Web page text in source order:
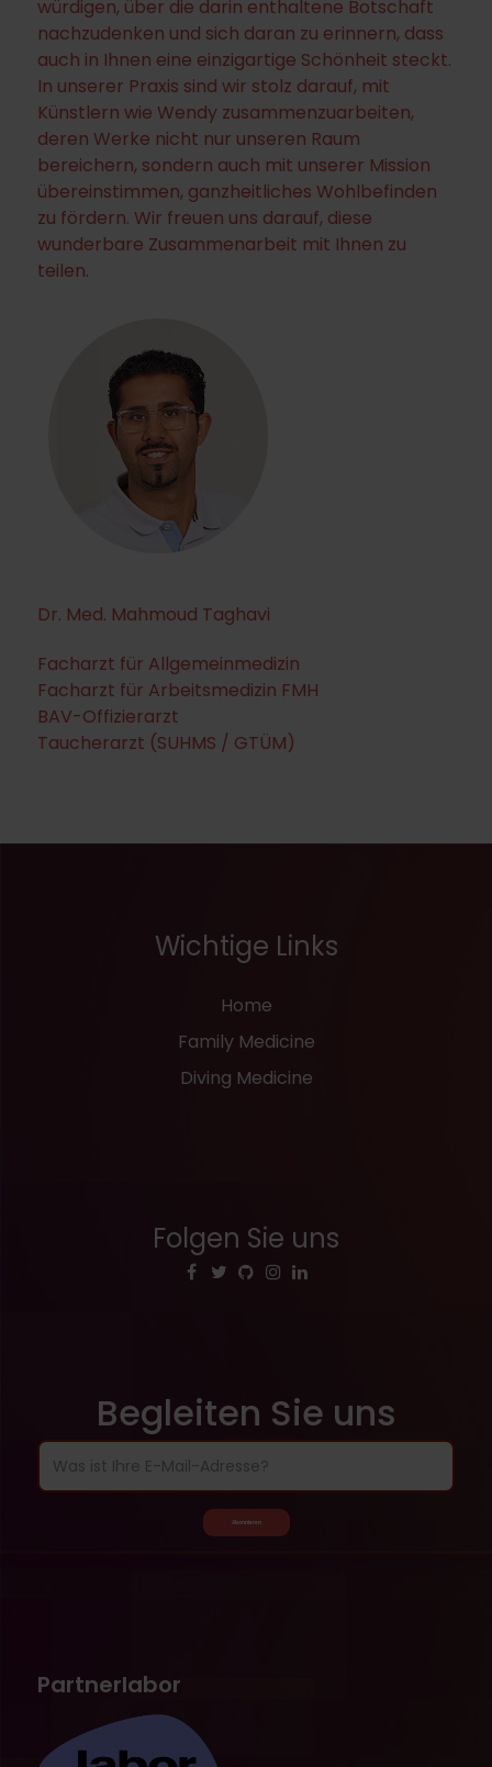
würdigen, über die darin enthaltene Botschaft
nachzudenken und sich daran zu erinnern, dass
auch in Ihnen eine einzigartige Schönheit steckt.
In unserer Praxis sind wir stolz darauf, mit
Künstlern wie Wendy zusammenzuarbeiten,
deren Werke nicht nur unseren Raum
bereichern, sondern auch mit unserer Mission
übereinstimmen, ganzheitliches Wohlbefinden
zu fördern. Wir freuen uns darauf, diese
wunderbare Zusammenarbeit mit Ihnen zu
teilen.
Dr. Med. Mahmoud Taghavi
Facharzt für Allgemeinmedizin
Facharzt für Arbeitsmedizin FMH
BAV-Offizierarzt
Taucherarzt (SUHMS / GTÜM)
Wichtige Links
Home
Family Medicine
Diving Medicine
Folgen Sie uns
Begleiten Sie uns
Abonnieren
Partnerlabor